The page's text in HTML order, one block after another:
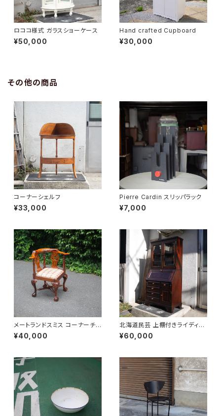
ロココ様式 ガラスショーケース
¥50,000
Hand crafted Cupboard
¥30,000
その他の商品
コーナーシェルフ
¥33,000
Pierre Cardin スリッパラック
¥7,000
メートランドスミス コーナーチェ
ア
¥40,000
北海道民芸 上棚付きライディン
グビューロー
¥60,000